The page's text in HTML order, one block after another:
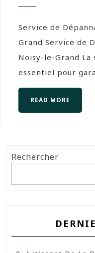
Service de
Grand Service de
Noisy-le-Grand
essentiel pour
READ MORE
Rechercher